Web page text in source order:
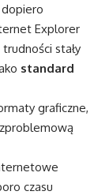
Explorer
stały
standard
graficzne,
czasu